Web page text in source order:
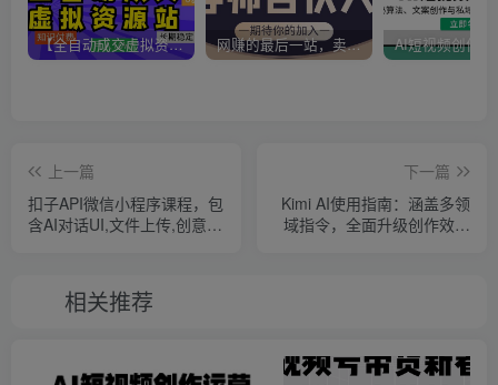
【全自动成交虚拟资源站】站长唯一陪跑项目！月入10W+~长期稳定~ 网赚的最后一站，卖项目！做网赚顶级猎食者~
上一篇
扣子API微信小程序课程，包
含AI对话UI,文件上传,创意海
下一篇
Kimi AI使用指南：涵盖多领
域指令，全面升级创作效率
相关推荐